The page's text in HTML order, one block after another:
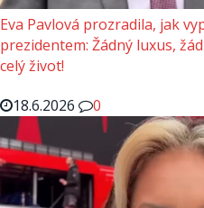
Eva Pavlová prozradila, jak
prezidentem: Žádný luxus,
celý život!
18.6.2026
0